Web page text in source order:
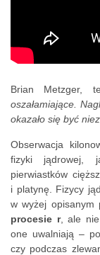
Brian Metzger,
oszałamiające.
okazało się być
Obserwacja
fizyki jądrowej,
pierwiastków
i platynę. Fizycy
w wyżej opisanym
procesie r, ale
one uwalniają –
czy podczas